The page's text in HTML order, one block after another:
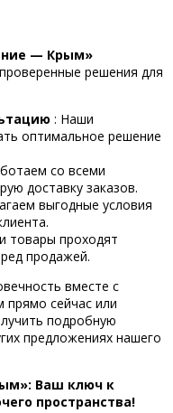
— Крым»
решения для
: Наши
оптимальное решение
со всеми
доставку заказов.
выгодные условия
товары проходят
продажей.
вместе с
прямо сейчас или
подробную
предложениях нашего
Ваш ключ к
пространства!